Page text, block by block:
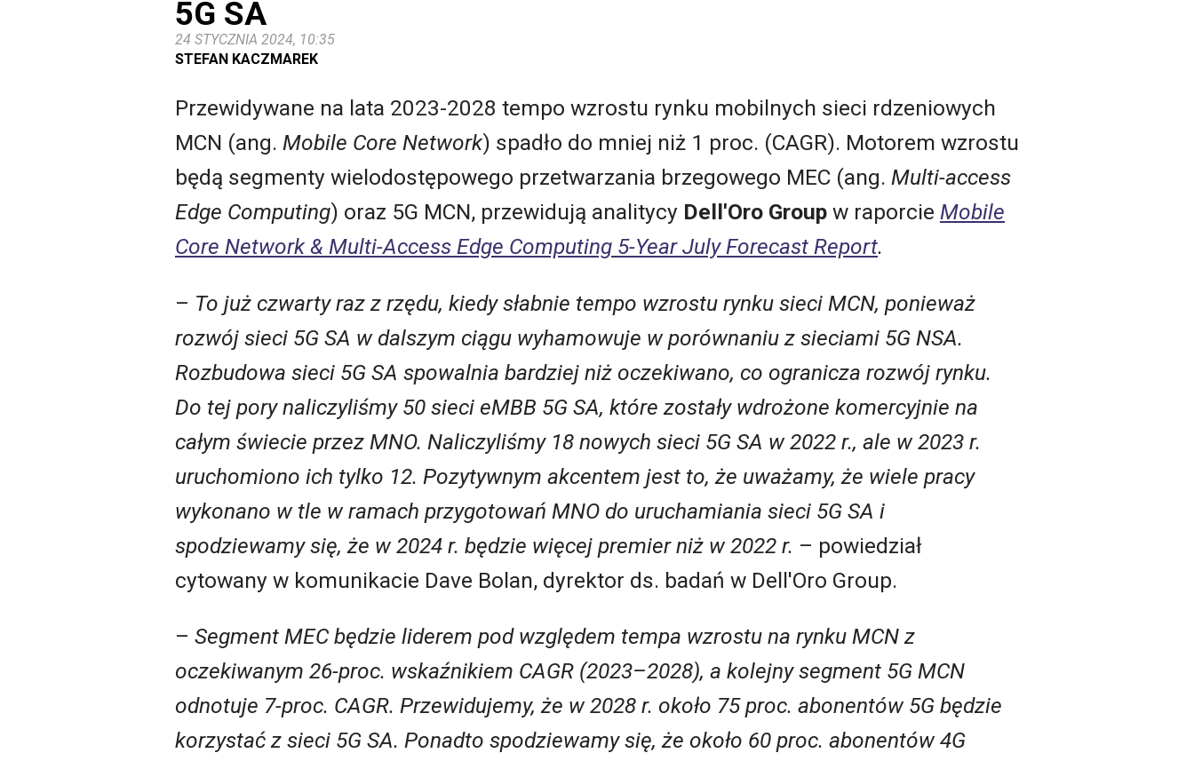
5G SA
24 STYCZNIA 2024, 10:35
STEFAN KACZMAREK
Przewidywane na lata 2023-2028 tempo wzrostu rynku mobilnych sieci rdzeniowych
MCN (ang. Mobile Core Network) spadło do mniej niż 1 proc. (CAGR). Motorem wzrostu
będą segmenty wielodostępowego przetwarzania brzegowego MEC (ang. Multi-access
Edge Computing) oraz 5G MCN, przewidują analitycy Dell'Oro Group w raporcie Mobile
Core Network & Multi-Access Edge Computing 5-Year July Forecast Report.
– To już czwarty raz z rzędu, kiedy słabnie tempo wzrostu rynku sieci MCN, ponieważ
rozwój sieci 5G SA w dalszym ciągu wyhamowuje w porównaniu z sieciami 5G NSA.
Rozbudowa sieci 5G SA spowalnia bardziej niż oczekiwano, co ogranicza rozwój rynku.
Do tej pory naliczyliśmy 50 sieci eMBB 5G SA, które zostały wdrożone komercyjnie na
całym świecie przez MNO. Naliczyliśmy 18 nowych sieci 5G SA w 2022 r., ale w 2023 r.
uruchomiono ich tylko 12. Pozytywnym akcentem jest to, że uważamy, że wiele pracy
wykonano w tle w ramach przygotowań MNO do uruchamiania sieci 5G SA i
spodziewamy się, że w 2024 r. będzie więcej premier niż w 2022 r. – powiedział
cytowany w komunikacie Dave Bolan, dyrektor ds. badań w Dell'Oro Group.
– Segment MEC będzie liderem pod względem tempa wzrostu na rynku MCN z
oczekiwanym 26-proc. wskaźnikiem CAGR (2023–2028), a kolejny segment 5G MCN
odnotuje 7-proc. CAGR. Przewidujemy, że w 2028 r. około 75 proc. abonentów 5G będzie
korzystać z sieci 5G SA. Ponadto spodziewamy się, że około 60 proc. abonentów 4G